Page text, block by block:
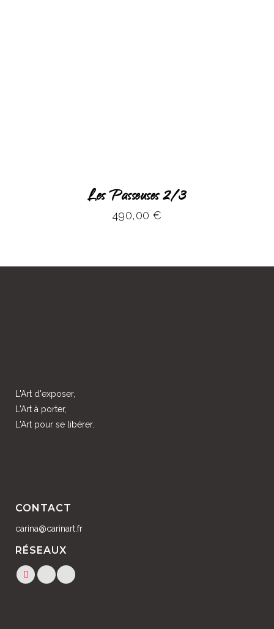
Les Passeuses 2/3
490,00 €
L'Art d'exposer,
L'Art à porter,
L'Art pour se libérer.
CONTACT
carina@carinart.fr
RÉSEAUX